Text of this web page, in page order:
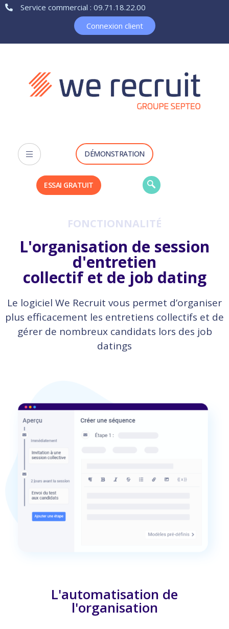
Service commercial : 09.71.18.22.00
Connexion client
DÉMONSTRATION
ESSAI GRATUIT
FONCTIONNALITÉ
L'organisation de session
d'entretien
collectif et de job dating
Le logiciel We Recruit vous permet d’organiser
plus efficacement les entretiens collectifs et de
gérer de nombreux candidats lors des job
datings
L'automatisation de
l'organisation